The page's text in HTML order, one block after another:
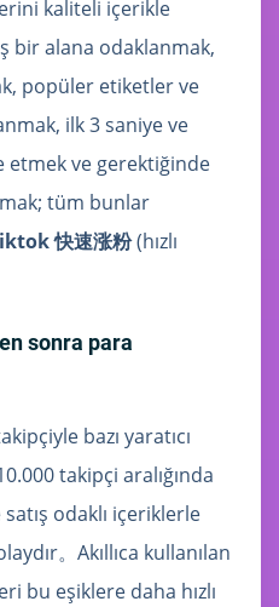
kaliteli içerikle
bir alana odaklanmak,
popüler etiketler ve
ilk 3 saniye ve
etmek ve gerektiğinde
tüm bunlar
快速涨粉(hızlı
sonra para
bazı yaratıcı
takipçi aralığında
odaklı içeriklerle
。Akıllıca kullanılan
bu eşiklere daha hızlı